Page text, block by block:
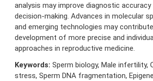
analysis may improve diagnostic accuracy
decision-making. Advances in molecular
and emerging technologies may
development of more precise and
approaches in reproductive medicine.
Keywords: Sperm biology, Male infertility,
stress, Sperm DNA fragmentation,